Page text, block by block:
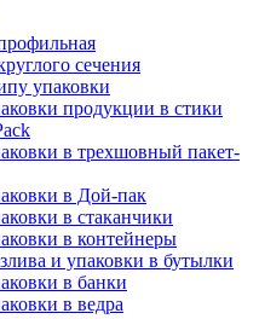
сечения
упаковки
продукции в стики
в трехшовный пакет-
в Дой-пак
в стаканчики
в контейнеры
и упаковки в бутылки
в банки
в ведра